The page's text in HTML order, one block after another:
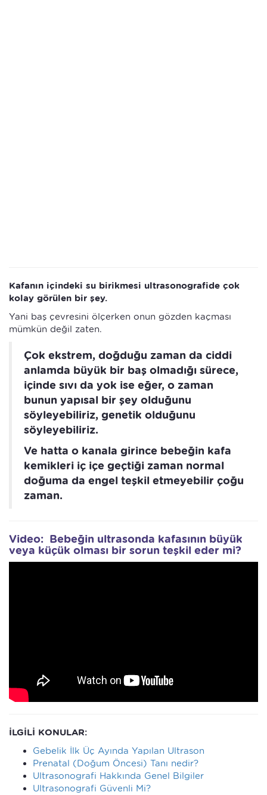
Kafanın içindeki su birikmesi ultrasonografide çok
kolay görülen bir şey.
Yani baş çevresini ölçerken onun gözden kaçması
mümkün değil zaten.
Çok ekstrem, doğduğu zaman da ciddi
anlamda büyük bir baş olmadığı sürece,
içinde sıvı da yok ise eğer, o zaman
bunun yapısal bir şey olduğunu
söyleyebiliriz, genetik olduğunu
söyleyebiliriz.
Ve hatta o kanala girince bebeğin kafa
kemikleri iç içe geçtiği zaman normal
doğuma da engel teşkil etmeyebilir çoğu
zaman.
Video: Bebeğin ultrasonda kafasının büyük
veya küçük olması bir sorun teşkil eder mi?
İLGİLİ KONULAR:
Gebelik İlk Üç Ayında Yapılan Ultrason
Prenatal (Doğum Öncesi) Tanı nedir?
Ultrasonografi Hakkında Genel Bilgiler
Ultrasonografi Güvenli Mi?